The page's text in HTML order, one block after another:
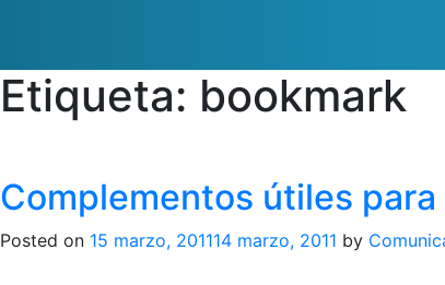
Etiqueta: bookmark
Complementos útiles
Posted on 15 marzo, 201114 marzo, 2011 by